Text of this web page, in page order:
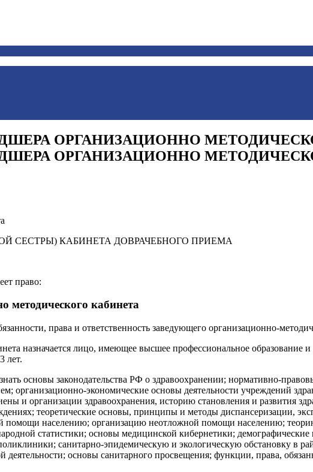
ОРГАНИЗАЦИОННО
ОРГАНИЗАЦИОННО
СЕСТРЫ) КАБИНЕТА ДОВРАЧЕБНОГО ПРИЕМА
право:
методического кабинета
права и ответственность заведующего организационно-
назначается лицо, имеющее высшее профессиональное образование
лет.
основы законодательства РФ о здравоохранении; нормативно-
организационно-экономические основы деятельности учреждений
и организации здравоохранения, историю становления и развития
теоретические основы, принципы и методы диспансеризации,
помощи населению; организацию неотложной помощи населению;
статистики; основы медицинской кибернетики;
санитарно-эпидемическую и экологическую обстановку в
основы санитарного просвещения; функции, права,